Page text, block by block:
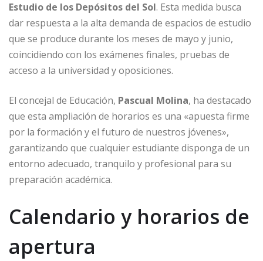
Estudio de los Depósitos del Sol. Esta medida busca
dar respuesta a la alta demanda de espacios de estudio
que se produce durante los meses de mayo y junio,
coincidiendo con los exámenes finales, pruebas de
acceso a la universidad y oposiciones.
El concejal de Educación, Pascual Molina, ha destacado
que esta ampliación de horarios es una «apuesta firme
por la formación y el futuro de nuestros jóvenes»,
garantizando que cualquier estudiante disponga de un
entorno adecuado, tranquilo y profesional para su
preparación académica.
Calendario y horarios de
apertura